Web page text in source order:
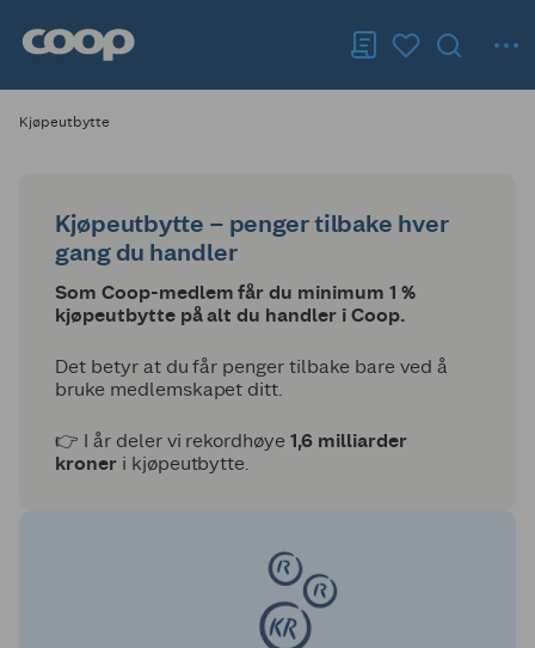
Kjøpeutbytte
Kjøpeutbytte – penger tilbake hver
gang du handler
Som Coop-medlem får du minimum 1 %
kjøpeutbytte på alt du handler i Coop.
Det betyr at du får penger tilbake bare ved å
bruke medlemskapet ditt.
👉 I år deler vi rekordhøye1,6 milliarder
kroneri kjøpeutbytte.